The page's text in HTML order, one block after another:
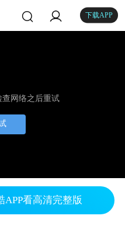
下载APP
网络之后重试
看高清完整版